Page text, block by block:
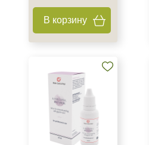
В корзину